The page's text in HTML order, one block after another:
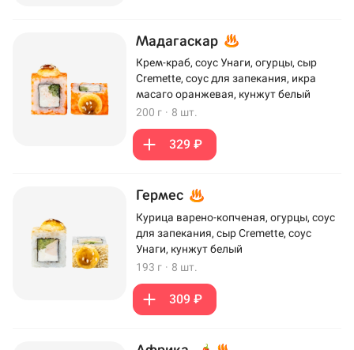
Мадагаскар
Крем-краб, соус Унаги, огурцы, сыр
Cremette, соус для запекания, икра
масаго оранжевая, кунжут белый
200 г · 8 шт.
329 ₽
Гермес
Курица варено-копченая, огурцы, соус
для запекания, сыр Cremette, соус
Унаги, кунжут белый
193 г · 8 шт.
309 ₽